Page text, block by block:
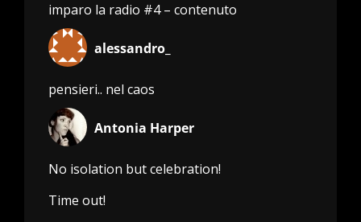
imparo la radio #4 – contenuto
alessandro_
pensieri.. nel caos
Antonia Harper
No isolation but celebration!
Time out!